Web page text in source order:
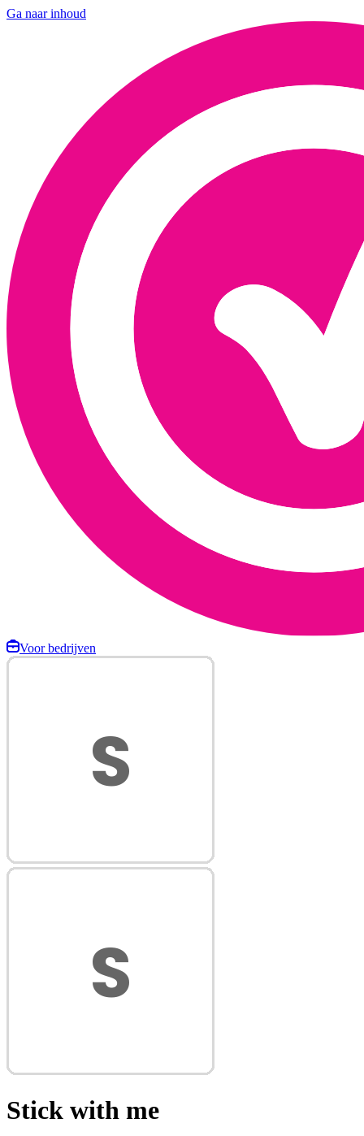
Ga naar inhoud
Voor bedrijven
Stick with me